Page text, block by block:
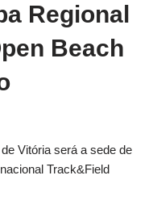
Regional
Beach
Vitória será a sede de
Track&Field